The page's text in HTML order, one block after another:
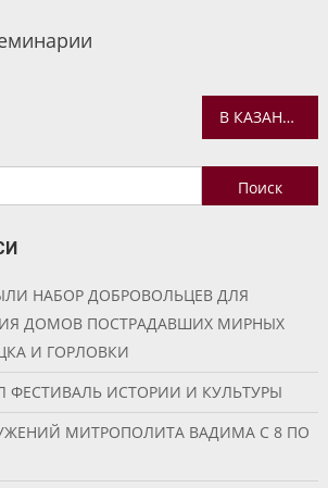
В КАЗАНСКОМ МОНАСТЫРЕ ПРОШЛА ЭКСКУРСИЯ ДЛЯ ГИМНАЗИСТОВ
Найти:
НАБОР ДОБРОВОЛЬЦЕВ ДЛЯ
ДОМОВ ПОСТРАДАВШИХ МИРНЫХ
И ГОРЛОВКИ
ФЕСТИВАЛЬ ИСТОРИИ И КУЛЬТУРЫ
МИТРОПОЛИТА ВАДИМА С 8 ПО